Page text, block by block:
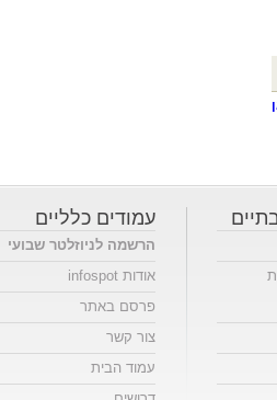
עמודים כלליים
הרשמה לניוזלטר שבועי
אודות infospot
פרסם באתר
צור קשר
עמוד הבית